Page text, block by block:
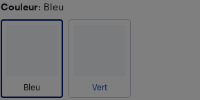
Couleur: Bleu
Bleu Vert